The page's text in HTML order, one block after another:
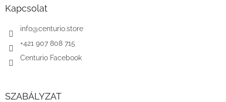
Kapcsolat
info@centurio.store
+421 907 808 715
Centurio Facebook
SZABÁLYZAT